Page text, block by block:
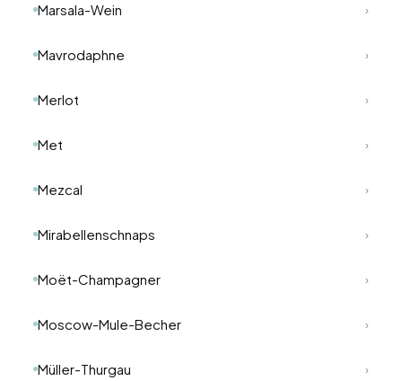
Marsala-Wein ›
Mavrodaphne ›
Merlot ›
Met ›
Mezcal ›
Mirabellenschnaps ›
Moët-Champagner ›
Moscow-Mule-Becher ›
Müller-Thurgau ›